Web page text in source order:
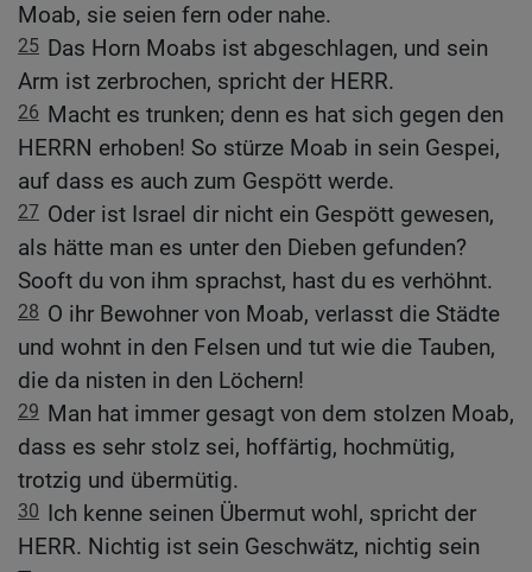
Moab, sie seien fern oder nahe.
25 Das Horn Moabs ist abgeschlagen, und sein
Arm ist zerbrochen, spricht der HERR.
26 Macht es trunken; denn es hat sich gegen den
HERRN erhoben! So stürze Moab in sein Gespei,
auf dass es auch zum Gespött werde.
27 Oder ist Israel dir nicht ein Gespött gewesen,
als hätte man es unter den Dieben gefunden?
Sooft du von ihm sprachst, hast du es verhöhnt.
28 O ihr Bewohner von Moab, verlasst die Städte
und wohnt in den Felsen und tut wie die Tauben,
die da nisten in den Löchern!
29 Man hat immer gesagt von dem stolzen Moab,
dass es sehr stolz sei, hoffärtig, hochmütig,
trotzig und übermütig.
30 Ich kenne seinen Übermut wohl, spricht der
HERR. Nichtig ist sein Geschwätz, nichtig sein